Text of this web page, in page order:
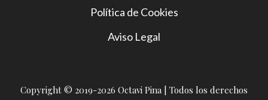
Política de Cookies
Aviso Legal
Copyright © 2019-2026 Octavi Pina | Todos los derechos